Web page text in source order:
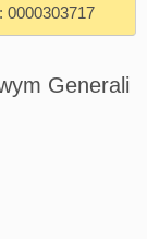
0000303717
Generali